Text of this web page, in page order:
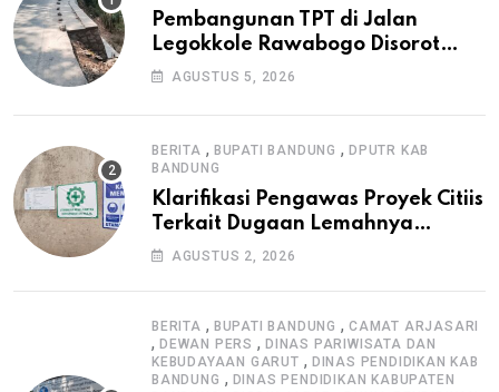
Pembangunan TPT di Jalan
Legokkole Rawabogo Disorot
Warga, Selesai Tanpa Papan
AGUSTUS 5, 2026
BERITA , BUPATI BANDUNG ,DPUTR KAB
BANDUNG
Klarifikasi Pengawas Proyek Citiis
Terkait Dugaan Lemahnya
Pengawasan K3
AGUSTUS 2, 2026
BERITA , BUPATI BANDUNG ,CAMAT ARJASARI
, DEWAN PERS , DINAS PARIWISATA DAN
KEBUDAYAAN GARUT , DINAS PENDIDIKAN KAB
BANDUNG , DINAS PENDIDIKAN KABUPATEN